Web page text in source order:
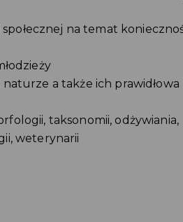
na temat
a także ich prawidłowa
taksonomii, odżywiania,
weterynarii